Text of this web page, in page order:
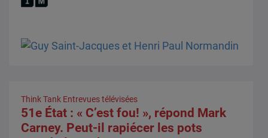
Think Tank Entrevues télévisées
51e État : « C’est fou! », répond Mark
Carney. Peut-il rapiécer les pots